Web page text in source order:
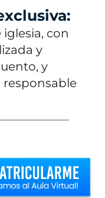
con
y
y
responsable